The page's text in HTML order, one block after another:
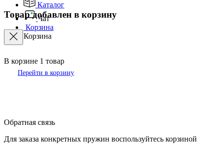
Каталог
Чат
Корзина
Корзина
Товар добавлен в корзину
В корзине 1 товар
Перейти в корзину
Обратная связь
Для заказа конкретных пружин воспользуйтесь корзиной